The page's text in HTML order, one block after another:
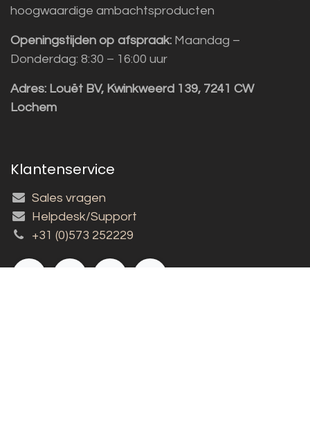
hoogwaardige ambachtsproducten
Openingstijden op afspraak: Maandag –
Donderdag: 8:30 – 16:00 uur
Adres: Louët BV, Kwinkweerd 139, 7241 CW
Lochem
Klantenservice
Sales vragen
Helpdesk/Support
+31 (0)573 252229